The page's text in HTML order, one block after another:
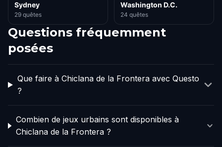
Sydney
29 quêtes
Washington D.C.
24 quêtes
Questions fréquemment
posées
Que faire à Chiclana de la Frontera avec Questo
?
Combien de jeux urbains sont disponibles à
Chiclana de la Frontera ?